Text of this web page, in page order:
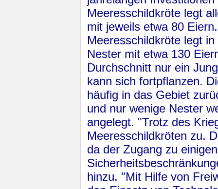
Meeresschildkröte legt
mit jeweils etwa 80
Meeresschildkröte legt
Nester mit etwa 130
Durchschnitt nur ein
kann sich fortpflanzen.
häufig in das Gebiet
und nur wenige Nester
angelegt. "Trotz des
Meeresschildkröten zu.
da der Zugang zu
hinzu. "Mit Hilfe von